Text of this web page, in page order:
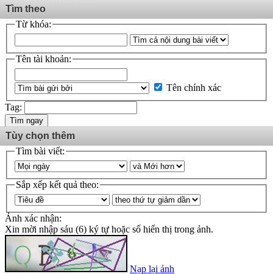
Tìm theo
Từ khóa:
Tên tài khoản:
Tên chính xác
Tag:
Tìm ngay
Tùy chọn thêm
Tìm bài viết:
Sắp xếp kết quả theo:
Ảnh xác nhận:
Xin mời nhập sáu (6) ký tự hoặc số hiển thị trong ảnh.
Nạp lại ảnh